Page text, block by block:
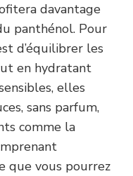
davantage
panthénol. Pour
d’équilibrer les
en hydratant
elles
sans parfum,
comme la
que vous pourrez